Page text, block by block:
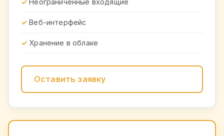
Неограниченные входящие
Веб-интерфейс
Хранение в облаке
Оставить заявку